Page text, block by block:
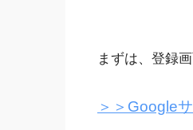
まずは、登録
＞＞Google